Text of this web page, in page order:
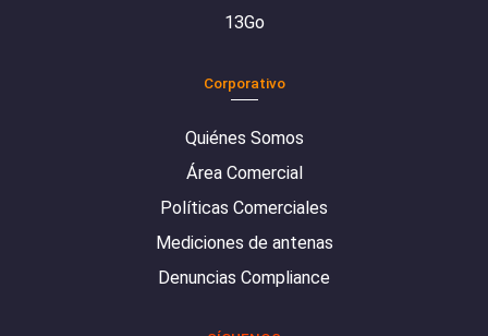
13Go
Corporativo
Quiénes Somos
Área Comercial
Políticas Comerciales
Mediciones de antenas
Denuncias Compliance